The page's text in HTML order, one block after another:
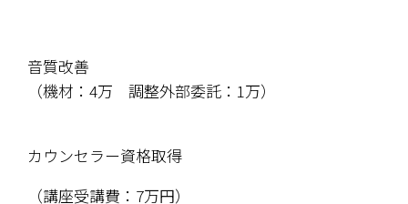
音質改善
（機材：4万　調整外部委託：1万）
カウンセラー資格取得
（講座受講費：7万円）